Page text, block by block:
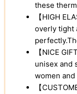
these
【HIGH
overly tight
【NICE
unisex and
women and
【